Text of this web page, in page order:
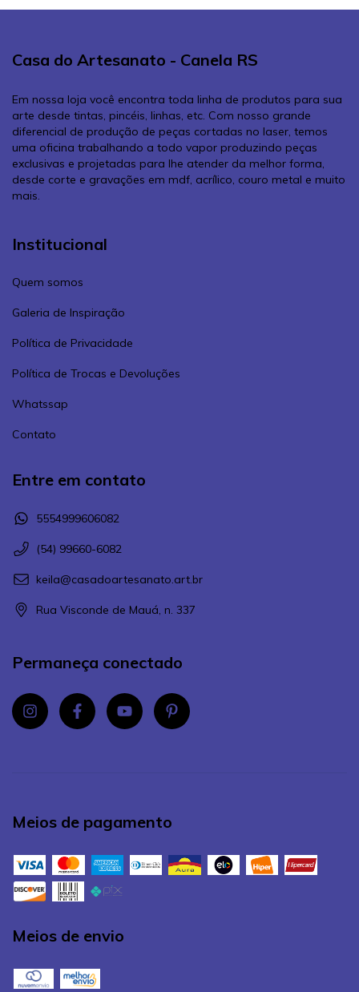
Casa do Artesanato - Canela RS
Em nossa loja você encontra toda linha de produtos para sua
arte desde tintas, pincéis, linhas, etc. Com nosso grande
diferencial de produção de peças cortadas no laser, temos
uma oficina trabalhando a todo vapor produzindo peças
exclusivas e projetadas para lhe atender da melhor forma,
desde corte e gravações em mdf, acrílico, couro metal e muito
mais.
Institucional
Quem somos
Galeria de Inspiração
Política de Privacidade
Política de Trocas e Devoluções
Whatssap
Contato
Entre em contato
5554999606082
(54) 99660-6082
keila@casadoartesanato.art.br
Rua Visconde de Mauá, n. 337
Permaneça conectado
Meios de pagamento
Meios de envio